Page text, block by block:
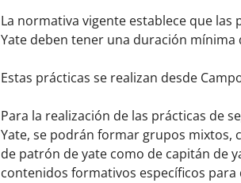
La normativa vigente establece que las
Yate deben tener una duración mínima
Estas prácticas se realizan desde
Para la realización de las prácticas de
Yate, se podrán formar grupos
de patrón de yate como de capitán de
contenidos formativos específicos para